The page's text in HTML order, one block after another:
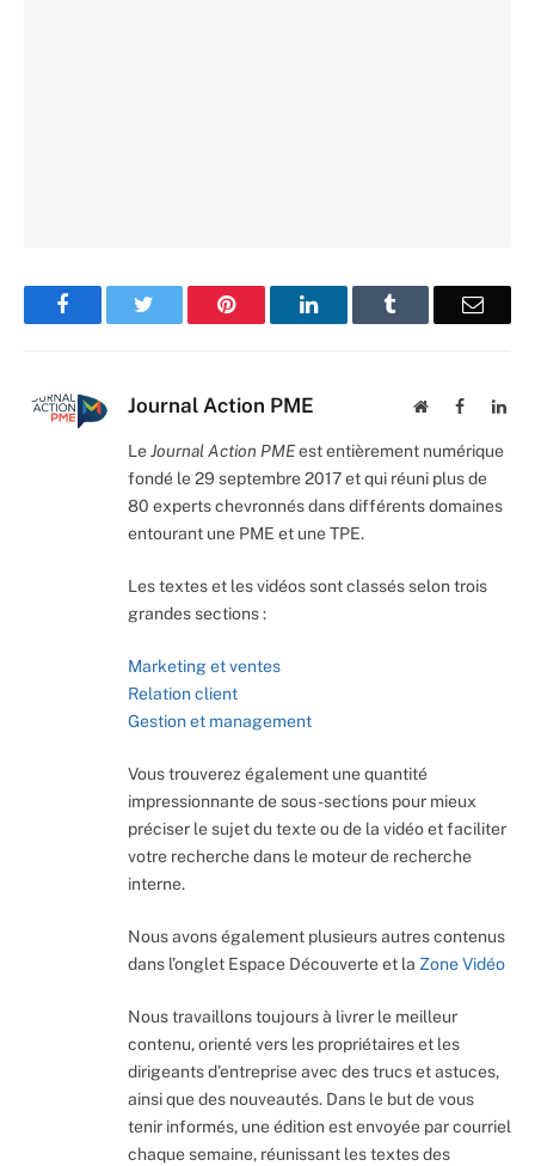
Facebook Pinterest LinkedIn Email
Journal Action PME WebsiteFacebook
LeJournal Action PMEest entièrement numérique
fondé le 29 septembre 2017 et qui réuni plus de
80 experts chevronnés dans différents domaines
entourant une PME et une TPE.
Les textes et les vidéos sont classés selon trois
grandes sections :
Marketing et ventes
Relation client
Gestion et management
Vous trouverez également une quantité
impressionnante de sous-sections pour mieux
préciser le sujet du texte ou de la vidéo et faciliter
votre recherche dans le moteur de recherche
interne.
Nous avons également plusieurs autres contenus
dans l’onglet Espace Découverte et la Zone Vidéo
Nous travaillons toujours à livrer le meilleur
contenu, orienté vers les propriétaires et les
dirigeants d’entreprise avec des trucs et astuces,
ainsi que des nouveautés. Dans le but de vous
tenir informés, une édition est envoyée par courriel
chaque semaine, réunissant les textes des